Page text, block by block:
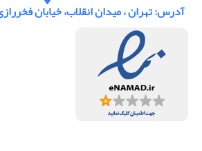
آدرس: تهران ، میدان انقلاب، خیابان